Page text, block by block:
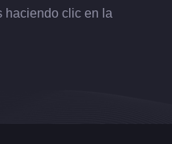
haciendo clic en la